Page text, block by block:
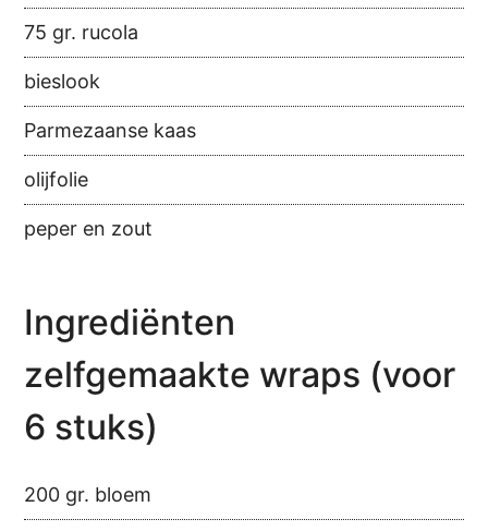
75 gr. rucola
bieslook
Parmezaanse kaas
olijfolie
peper en zout
Ingrediënten
zelfgemaakte wraps (voor
6 stuks)
200 gr. bloem